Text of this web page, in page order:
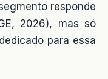
responde
2026), mas só
para essa